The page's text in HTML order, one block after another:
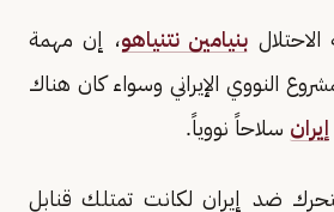
بنيامين نتنياهو، إن مهمة
النووي الإيراني وسواء كان هناك
إيران سلاحاً نووياً.
ضد إيران لكانت تمتلك قنابل